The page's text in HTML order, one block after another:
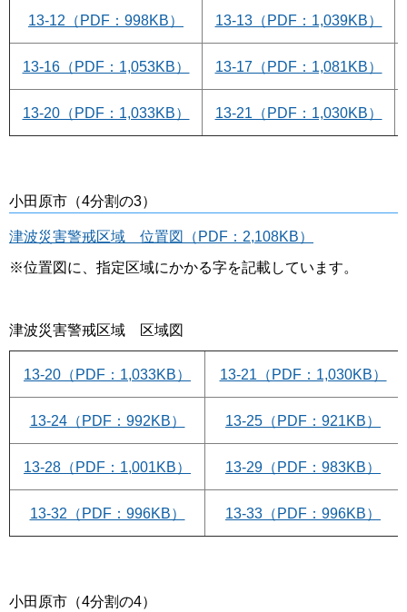
13-12（PDF：998KB） 13-13（PDF：1,039KB）
13-16（PDF：1,053KB） 13-17（PDF：1,081KB）
13-20（PDF：1,033KB） 13-21（PDF：1,030KB）
小田原市（4分割の3）
津波災害警戒区域 位置図（PDF：2,108KB）
※位置図に、指定区域にかかる字を記載しています。
津波災害警戒区域 区域図
13-20（PDF：1,033KB） 13-21（PDF：1,030KB）
13-24（PDF：992KB） 13-25（PDF：921KB）
13-28（PDF：1,001KB） 13-29（PDF：983KB）
13-32（PDF：996KB） 13-33（PDF：996KB）
小田原市（4分割の4）